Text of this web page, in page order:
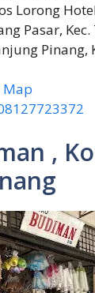
Lorong
Pasar,
Pinang,
Map
,